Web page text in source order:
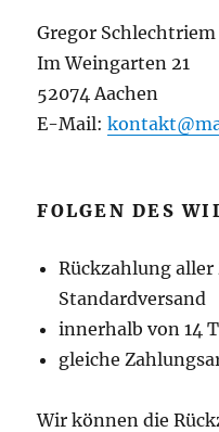
Gregor Schlechtriem
Im Weingarten 21
52074 Aachen
E-Mail:
FOLGEN DES
Rückzahlung
Standardversand
innerhalb von 14
gleiche
Wir können die